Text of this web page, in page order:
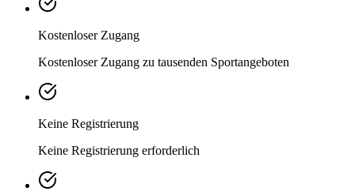
Kostenloser Zugang
Kostenloser Zugang zu tausenden Sportangeboten
Keine Registrierung
Keine Registrierung erforderlich